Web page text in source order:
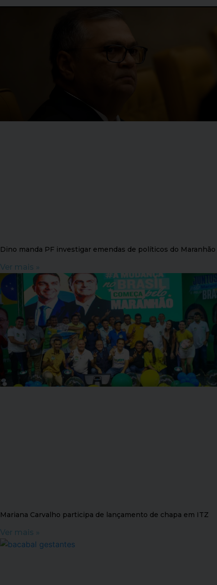
Dino manda PF investigar emendas de políticos do Maranhão
Ver mais »
Mariana Carvalho participa de lançamento de chapa em ITZ
Ver mais »